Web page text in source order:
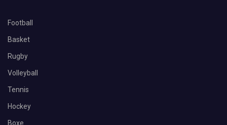
Football
Basket
Rugby
Volleyball
Tennis
Hockey
Boxe